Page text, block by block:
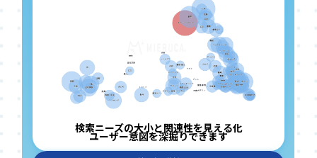
検索ニーズの大小と関連性を見える化
ユーザー意図を深掘りできます